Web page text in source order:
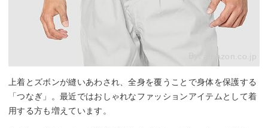
amazon.co.jp
上着とズボンが縫いあわされ、全身を覆うことで身体を保護する
「つなぎ」。最近ではおしゃれなファッションアイテムとして着
用する方も増えています。